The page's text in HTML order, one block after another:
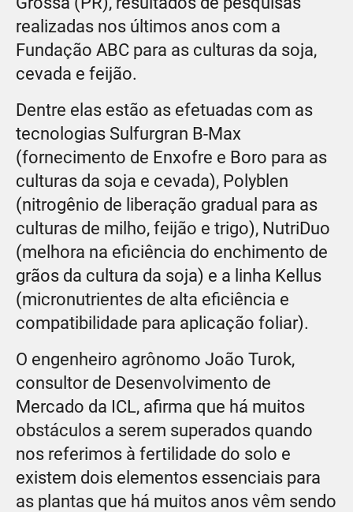
realizadas nos últimos anos com a
Fundação ABC para as culturas da soja,
cevada e feijão.
Dentre elas estão as efetuadas com as
tecnologias Sulfurgran B-Max
(fornecimento de Enxofre e Boro para as
culturas da soja e cevada), Polyblen
(nitrogênio de liberação gradual para as
culturas de milho, feijão e trigo), NutriDuo
(melhora na eficiência do enchimento de
grãos da cultura da soja) e a linha Kellus
(micronutrientes de alta eficiência e
compatibilidade para aplicação foliar).
O engenheiro agrônomo João Turok,
consultor de Desenvolvimento de
Mercado da ICL, afirma que há muitos
obstáculos a serem superados quando
nos referimos à fertilidade do solo e
existem dois elementos essenciais para
as plantas que há muitos anos vêm sendo